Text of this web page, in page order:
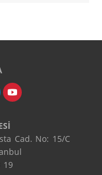
Cad. No: 15/C
19